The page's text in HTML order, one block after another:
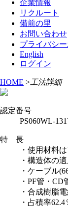
企業情報
リクルート
備前の里
お問い合わせ
プライバシ
English
ログイン
HOME > 工法詳細
認定番号
PS060WL-
特 長
・使用材料
・構造体の
・ケーブル
・PF管・
・合成樹脂
・占積率